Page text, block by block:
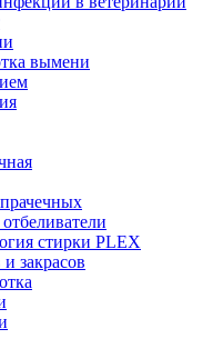
вымени
стирки PLEX
закрасов